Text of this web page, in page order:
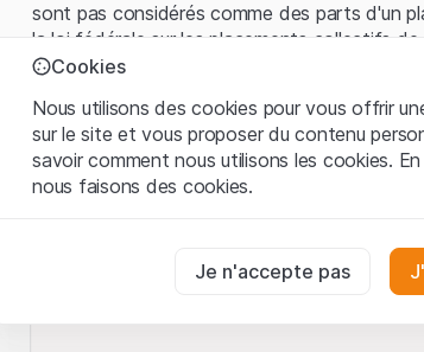
sont pas considérés comme des parts d'un
la loi fédérale sur les placements collectifs
l'Autorité fédérale de surveillance des
Conditions d'utilisation et informations
En utilisant le Site Web de Leonteq
avez compris et que vous acceptez les
Tous les droits de propriété intellectuelle
Cookies
Nous utilisons des cookies pour vous offrir
sur le site et vous proposer du contenu
savoir comment nous utilisons les cookies.
nous faisons des cookies.
Ces cookies sont nécessaires au bon
Je n'accepte pas